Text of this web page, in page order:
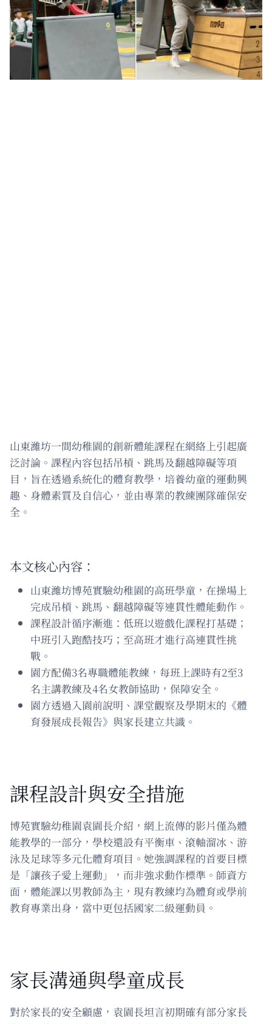
山東濰坊一間幼稚園的創新體能課程在網絡上引起廣
泛討論。課程內容包括吊槓、跳馬及翻越障礙等項
目，旨在透過系統化的體育教學，培養幼童的運動興
趣、身體素質及自信心，並由專業的教練團隊確保安
全。
本文核心內容：
山東濰坊博苑實驗幼稚園的高班學童，在操場上
完成吊槓、跳馬、翻越障礙等連貫性體能動作。
課程設計循序漸進：低班以遊戲化課程打基礎；
中班引入跑酷技巧；至高班才進行高連貫性挑
戰。
園方配備3名專職體能教練，每班上課時有2至3
名主講教練及4名女教師協助，保障安全。
園方透過入園前說明、課堂觀察及學期末的《體
育發展成長報告》與家長建立共識。
課程設計與安全措施
博苑實驗幼稚園袁園長介紹，網上流傳的影片僅為體
能教學的一部分，學校還設有平衡車、滾軸溜冰、游
泳及足球等多元化體育項目。她強調課程的首要目標
是「讓孩子愛上運動」，而非強求動作標準。師資方
面，體能課以男教師為主，現有教練均為體育或學前
教育專業出身，當中更包括國家二級運動員。
家長溝通與學童成長
對於家長的安全顧慮，袁園長坦言初期確有部分家長